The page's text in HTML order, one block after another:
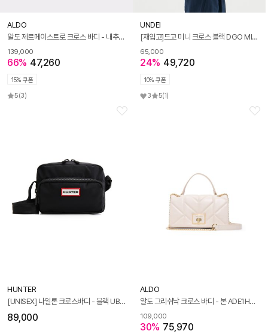
ALDO
알도 제르메이스트로 크로스 바디 - 내추럴 ADA1H108HZ101
139,000
66% 47,260
15% 쿠폰
5(3)
UNDEI
[재입고]드고 미니 크로스 블랙 DGO MINI CROSS black
65,000
24% 49,720
10% 쿠폰
3 5(1)
HUNTER
[UNISEX] 나일론 크로스바디 - 블랙 UBX3930KBMBLK
89,000
ALDO
알도 그리쉬낙 크로스 바디 - 본 ADE1H062HZ168
109,000
30% 75,970